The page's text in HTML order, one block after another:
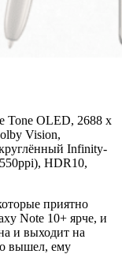
Tone OLED, 2688 x
Vision,
Infinity-
HDR10,
приятно
Note 10+ ярче, и
и выходит на
вышел, ему